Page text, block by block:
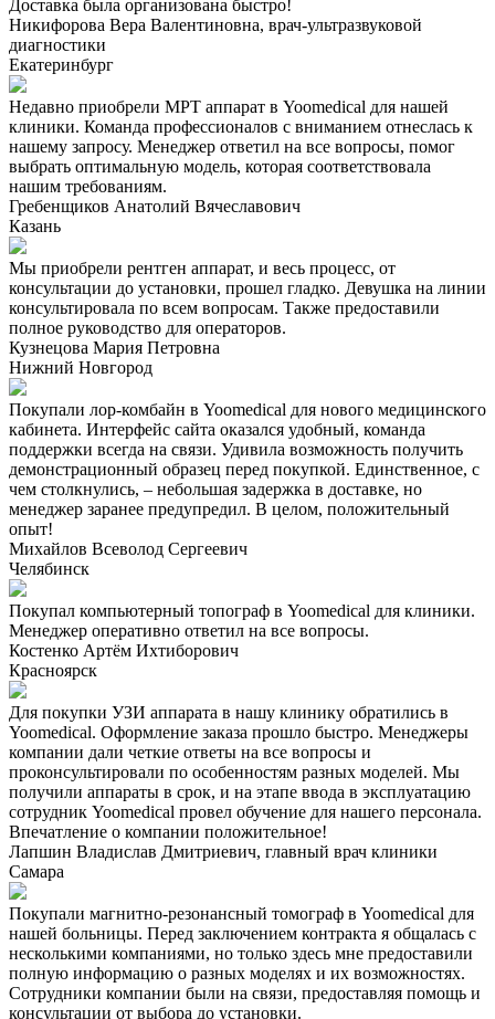
Доставка была организована быстро!
Никифорова Вера Валентиновна, врач-ультразвуковой
диагностики
Екатеринбург
Недавно приобрели МРТ аппарат в Yoomedical для нашей
клиники. Команда профессионалов с вниманием отнеслась к
нашему запросу. Менеджер ответил на все вопросы, помог
выбрать оптимальную модель, которая соответствовала
нашим требованиям.
Гребенщиков Анатолий Вячеславович
Казань
Мы приобрели рентген аппарат, и весь процесс, от
консультации до установки, прошел гладко. Девушка на линии
консультировала по всем вопросам. Также предоставили
полное руководство для операторов.
Кузнецова Мария Петровна
Нижний Новгород
Покупали лор-комбайн в Yoomedical для нового медицинского
кабинета. Интерфейс сайта оказался удобный, команда
поддержки всегда на связи. Удивила возможность получить
демонстрационный образец перед покупкой. Единственное, с
чем столкнулись, – небольшая задержка в доставке, но
менеджер заранее предупредил. В целом, положительный
опыт!
Михайлов Всеволод Сергеевич
Челябинск
Покупал компьютерный топограф в Yoomedical для клиники.
Менеджер оперативно ответил на все вопросы.
Костенко Артём Ихтиборович
Красноярск
Для покупки УЗИ аппарата в нашу клинику обратились в
Yoomedical. Оформление заказа прошло быстро. Менеджеры
компании дали четкие ответы на все вопросы и
проконсультировали по особенностям разных моделей. Мы
получили аппараты в срок, и на этапе ввода в эксплуатацию
сотрудник Yoomedical провел обучение для нашего персонала.
Впечатление о компании положительное!
Лапшин Владислав Дмитриевич, главный врач клиники
Самара
Покупали магнитно-резонансный томограф в Yoomedical для
нашей больницы. Перед заключением контракта я общалась с
несколькими компаниями, но только здесь мне предоставили
полную информацию о разных моделях и их возможностях.
Сотрудники компании были на связи, предоставляя помощь и
консультации от выбора до установки.